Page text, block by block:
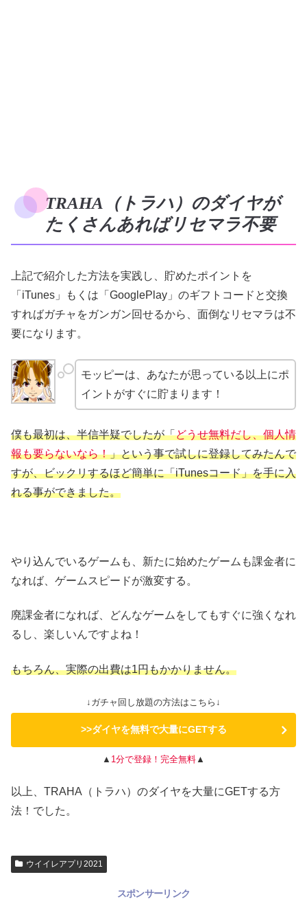
TRAHA（トラハ）のダイヤが
たくさんあればリセマラ不要
上記で紹介した方法を実践し、貯めたポイントを
「iTunes」もくは「GooglePlay」のギフトコードと交換
すればガチャをガンガン回せるから、面倒なリセマラは不
要になります。
モッピーは、あなたが思っている以上にポ
イントがすぐに貯まります！
僕も最初は、半信半疑でしたが「どうせ無料だし、個人情
報も要らないなら！」という事で試しに登録してみたんで
すが、ビックリするほど簡単に「iTunesコード」を手に入
れる事ができました。
やり込んでいるゲームも、新たに始めたゲームも課金者に
なれば、ゲームスピードが激変する。
廃課金者になれば、どんなゲームをしてもすぐに強くなれ
るし、楽しいんですよね！
もちろん、実際の出費は1円もかかりません。
↓ガチャ回し放題の方法はこちら↓
>>ダイヤを無料で大量にGETする
▲ 1分で登録！完全無料 ▲
以上、TRAHA（トラハ）のダイヤを大量にGETする方
法！でした。
ウイイレアプリ2021
スポンサーリンク